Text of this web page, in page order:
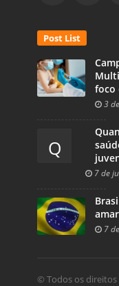
Post List
foco
3
Q
7 de
7
© Todos os direitos